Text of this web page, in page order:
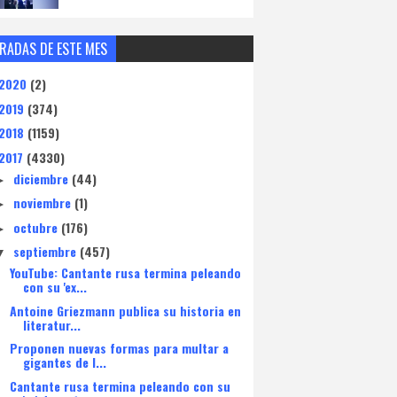
DE ESTE MES
2020 (2)
2019 (374)
2018 (1159)
2017 (4330)
diciembre (44)
noviembre (1)
octubre (176)
septiembre (457)
YouTube: Cantante rusa termina peleando
con su 'ex...
Antoine Griezmann publica su historia en
literatur...
Proponen nuevas formas para multar a
gigantes de I...
Cantante rusa termina peleando con su